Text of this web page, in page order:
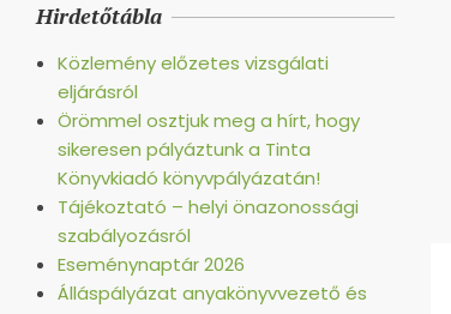
Hirdetőtábla
Közlemény előzetes vizsgálati
eljárásról
Örömmel osztjuk meg a hírt, hogy
sikeresen pályáztunk a Tinta
Könyvkiadó könyvpályázatán!
Tájékoztató – helyi önazonossági
szabályozásról
Eseménynaptár 2026
Álláspályázat anyakönyvvezető és